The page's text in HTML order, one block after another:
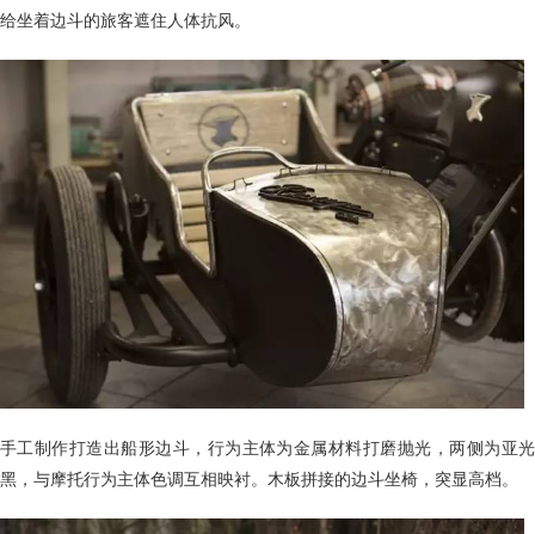
给坐着边斗的旅客遮住人体抗风。
手工制作打造出船形边斗，行为主体为金属材料打磨抛光，两侧为亚光
黑，与摩托行为主体色调互相映衬。木板拼接的边斗坐椅，突显高档。